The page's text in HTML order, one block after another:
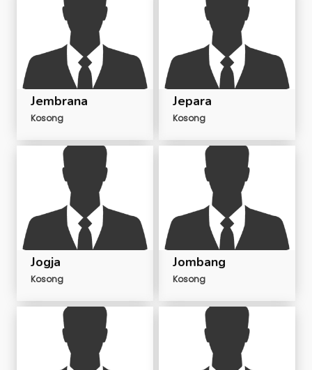
Jembrana
Kosong
Jepara
Kosong
Jogja
Kosong
Jombang
Kosong